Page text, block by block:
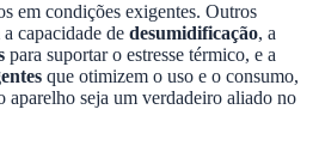
em condições exigentes. Outros
capacidade de desumidificação, a
para suportar o estresse térmico, e a
que otimizem o uso e o consumo,
aparelho seja um verdadeiro aliado no